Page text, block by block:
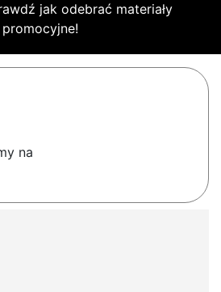
jak odebrać materiały
promocyjne!
na